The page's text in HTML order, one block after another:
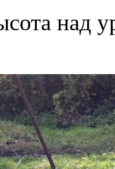
над